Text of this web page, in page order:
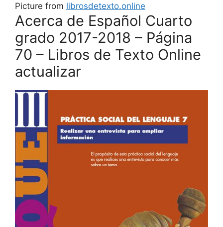
Picture from librosdetexto.online
Acerca de Español Cuarto
grado 2017-2018 – Página
70 – Libros de Texto Online
actualizar